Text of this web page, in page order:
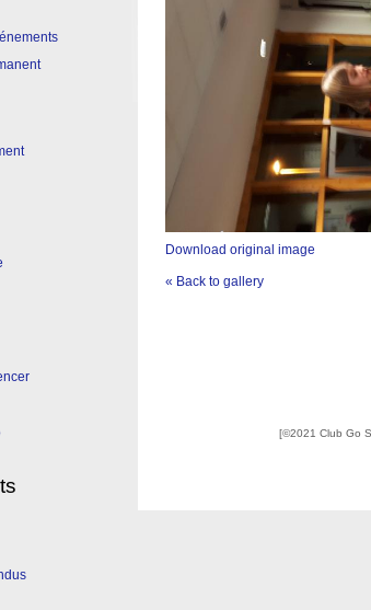
Download original image
« Back to gallery
[©2021 Club Go